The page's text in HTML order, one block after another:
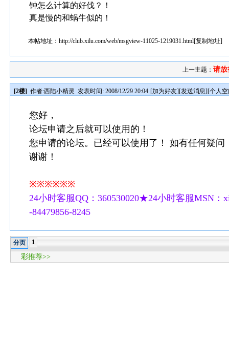
钟怎么计算的好伐？！
真是慢的和蜗牛似的！
本帖地址：http://club.xilu.com/web/msgview-11025-1219031.html[复制地址]
上一主题： 请放
[2楼] 作者:西陆小精灵 发表时间: 2008/12/29 20:04 [加为好友][发送消息][个人
您好，
论坛申请之后就可以使用的！
您申请的论坛。已经可以使用了！ 如有任何疑问
谢谢！
※※※※※※
24小时客服QQ：360530020★24小时客服MSN
-84479856-8245
分页 1
彩推荐>>